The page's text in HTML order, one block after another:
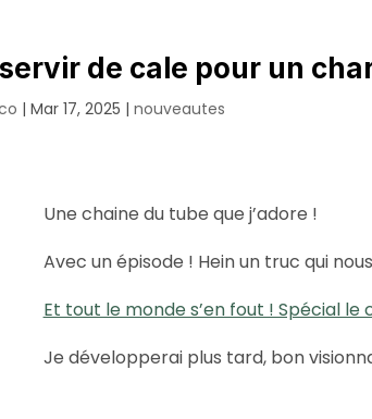
de cale pour un
|Mar 17, 2025 |nouveautes
Une chaine du tube que j’adore !
Avec un épisode ! Hein un truc qui
Et tout le monde s’en fout ! Spécial le
Je développerai plus tard, bon